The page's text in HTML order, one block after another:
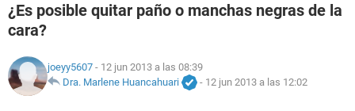
FAMILIA
NUTRICIÓN
¿Es posible quitar paño o manchas negras de la
cara?
joeyy5607 - 12 jun 2013 a las 08:39
Dra. Marlene Huancahuari
- 12 jun 2013 a las 12:02